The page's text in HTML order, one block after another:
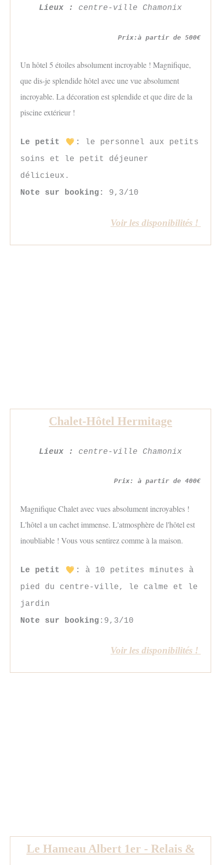
Lieux : centre-ville Chamonix
Prix:à partir de 500€
Un hôtel 5 étoiles absolument incroyable ! Magnifique,
que dis-je splendide hôtel avec une vue absolument
incroyable. La décoration est splendide et que dire de la
piscine extérieur !
Le petit :
le personnel aux petits
soins et le petit déjeuner
délicieux.
Note sur booking:
9,3/10
Voir les disponibilités !
Chalet-Hôtel Hermitage
Lieux : centre-ville Chamonix
Prix: à partir de 400€
Magnifique Chalet avec vues absolument incroyables !
L'hôtel a un cachet immense. L'atmosphère de l'hôtel est
inoubliable ! Vous vous sentirez comme à la maison.
Le petit :
à 10 petites minutes à
pied du centre-ville, le calme et le
jardin
Note sur booking :9,3/10
Voir les disponibilités !
Le Hameau Albert 1er - Relais &